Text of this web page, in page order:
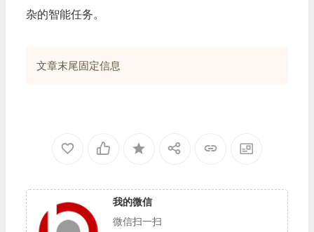
杂的智能任务。
文章末尾固定信息
我的微信
微信扫一扫